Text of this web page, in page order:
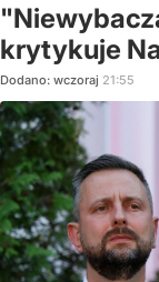
krytykuje
Dodano: wczoraj 21:55